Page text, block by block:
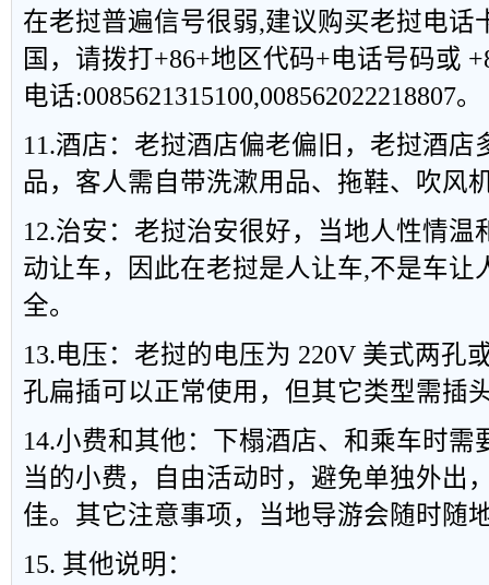
在老挝普遍信号很弱,建议购买老挝电话
国，请拨打+86+地区代码+电话号码或
电话:0085621315100,008562022218807。
11.酒店：老挝酒店偏老偏旧，老挝酒店
品，客人需自带洗漱用品、拖鞋、吹风
12.治安：老挝治安很好，当地人性情温
动让车，因此在老挝是人让车,不是车让
全。
13.电压：老挝的电压为 220V 美式两孔
孔扁插可以正常使用，但其它类型需插
14.小费和其他：下榻酒店、和乘车时需
当的小费，自由活动时，避免单独外出
佳。其它注意事项，当地导游会随时随
15. 其他说明：